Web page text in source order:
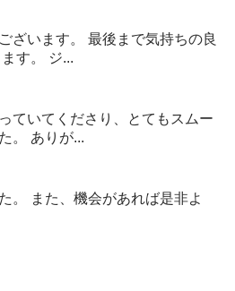
ざいます。 最後まで気持ちの良
す。 ジ...
ていてくださり、とてもスムー
。 ありが...
。 また、機会があれば是非よ